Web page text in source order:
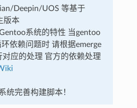
Deepin/UOS 等基于
版本
系统的特性 当gentoo
依赖问题时 请根据emerge
对应的处理 官方的依赖处理
统完善构建脚本！